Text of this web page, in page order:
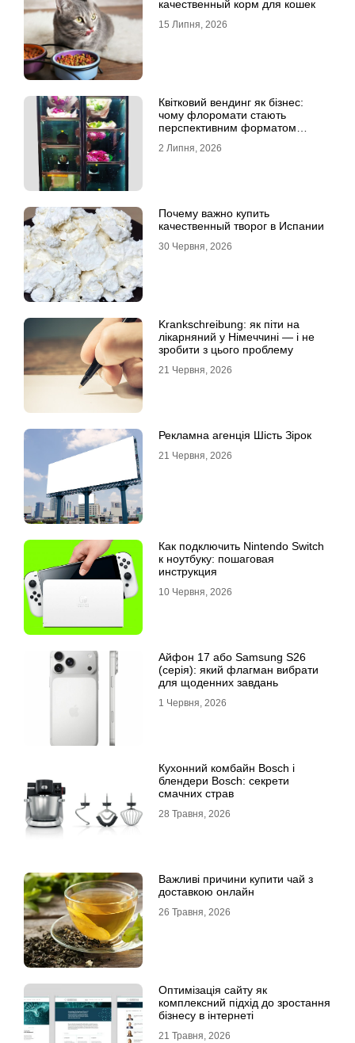
качественный корм для кошек
15 Липня, 2026
Квітковий вендинг як бізнес:
чому флоромати стають
перспективним форматом
2 Липня, 2026
Почему важно купить
качественный творог в Испании
30 Червня, 2026
Krankschreibung: як піти на
лікарняний у Німеччині — і не
зробити з цього проблему
21 Червня, 2026
Рекламна агенція Шість Зірок
21 Червня, 2026
Как подключить Nintendo Switch
к ноутбуку: пошаговая
инструкция
10 Червня, 2026
Айфон 17 або Samsung S26
(серія): який флагман вибрати
для щоденних завдань
1 Червня, 2026
Кухонний комбайн Bosch і
блендери Bosch: секрети
смачних страв
28 Травня, 2026
Важливі причини купити чай з
доставкою онлайн
26 Травня, 2026
Оптимізація сайту як
комплексний підхід до зростання
бізнесу в інтернеті
21 Травня, 2026